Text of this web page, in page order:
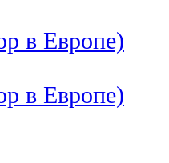
в Европе)
в Европе)